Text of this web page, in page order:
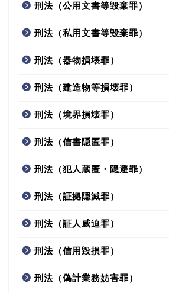
刑法（公用文書等毀棄罪）
刑法（私用文書等毀棄罪）
刑法（器物損壊罪）
刑法（建造物等損壊罪）
刑法（境界損壊罪）
刑法（信書隠匿罪）
刑法（犯人蔵匿・隠避罪）
刑法（証拠隠滅罪）
刑法（証人威迫罪）
刑法（信用毀損罪）
刑法（偽計業務妨害罪）